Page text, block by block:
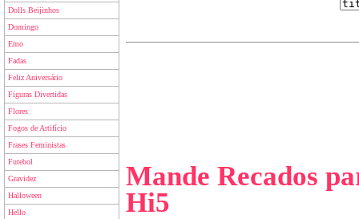
Dolls Beijinhos
Domingo
Emo
Fadas
Feliz Aniversário
Figuras Divertidas
Flores
Fogos de Artifício
Frases Feministas
Futebol
Gravidez
Halloween
Hello
Mande Recados
Hi5